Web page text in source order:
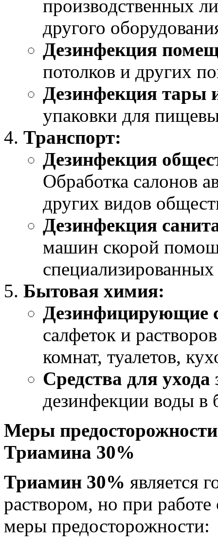
производственных
другого
Дезинфекция
потолков и других
Дезинфекция тары
упаковки для
Транспорт:
Дезинфекция
Обработка салонов
других видов
Дезинфекция
машин скорой
Бытовая химия:
Дезинфицирующие
салфеток и
комнат, туалетов,
Средства для ухода
дезинфекции воды в
Меры
Триамина 30%
Триамин 30% является
раствором, но при
меры предосторожности: